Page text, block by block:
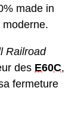
made in
moderne.
Railroad
des E60C,
fermeture